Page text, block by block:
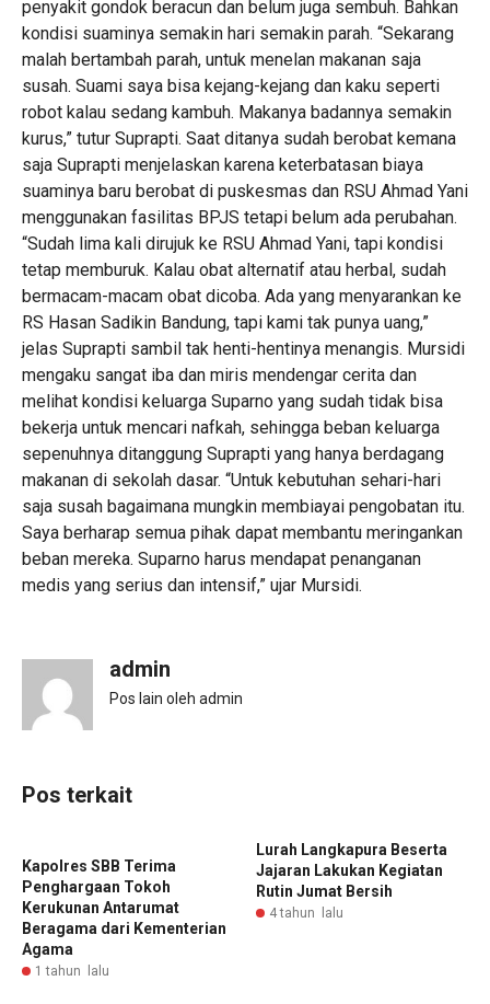
penyakit gondok beracun dan belum juga sembuh. Bahkan
kondisi suaminya semakin hari semakin parah. “Sekarang
malah bertambah parah, untuk menelan makanan saja
susah. Suami saya bisa kejang-kejang dan kaku seperti
robot kalau sedang kambuh. Makanya badannya semakin
kurus,” tutur Suprapti. Saat ditanya sudah berobat kemana
saja Suprapti menjelaskan karena keterbatasan biaya
suaminya baru berobat di puskesmas dan RSU Ahmad Yani
menggunakan fasilitas BPJS tetapi belum ada perubahan.
“Sudah lima kali dirujuk ke RSU Ahmad Yani, tapi kondisi
tetap memburuk. Kalau obat alternatif atau herbal, sudah
bermacam-macam obat dicoba. Ada yang menyarankan ke
RS Hasan Sadikin Bandung, tapi kami tak punya uang,”
jelas Suprapti sambil tak henti-hentinya menangis. Mursidi
mengaku sangat iba dan miris mendengar cerita dan
melihat kondisi keluarga Suparno yang sudah tidak bisa
bekerja untuk mencari nafkah, sehingga beban keluarga
sepenuhnya ditanggung Suprapti yang hanya berdagang
makanan di sekolah dasar. “Untuk kebutuhan sehari-hari
saja susah bagaimana mungkin membiayai pengobatan itu.
Saya berharap semua pihak dapat membantu meringankan
beban mereka. Suparno harus mendapat penanganan
medis yang serius dan intensif,” ujar Mursidi.
admin
Pos lain oleh admin
Pos terkait
Kapolres SBB Terima
Penghargaan Tokoh
Kerukunan Antarumat
Beragama dari Kementerian
Agama
1 tahun lalu
Lurah Langkapura Beserta
Jajaran Lakukan Kegiatan
Rutin Jumat Bersih
4 tahun lalu